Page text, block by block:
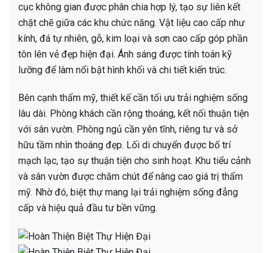
cục không gian được phân chia hợp lý, tạo sự liên kết
chặt chẽ giữa các khu chức năng. Vật liệu cao cấp như
kính, đá tự nhiên, gỗ, kim loại và sơn cao cấp góp phần
tôn lên vẻ đẹp hiện đại. Ánh sáng được tính toán kỹ
lưỡng để làm nổi bật hình khối và chi tiết kiến trúc.
Bên cạnh thẩm mỹ, thiết kế cần tối ưu trải nghiệm sống
lâu dài. Phòng khách cần rộng thoáng, kết nối thuận tiện
với sân vườn. Phòng ngủ cần yên tĩnh, riêng tư và sở
hữu tầm nhìn thoáng đẹp. Lối di chuyển được bố trí
mạch lạc, tạo sự thuận tiện cho sinh hoạt. Khu tiểu cảnh
và sân vườn được chăm chút để nâng cao giá trị thẩm
mỹ. Nhờ đó, biệt thự mang lại trải nghiệm sống đẳng
cấp và hiệu quả đầu tư bền vững.